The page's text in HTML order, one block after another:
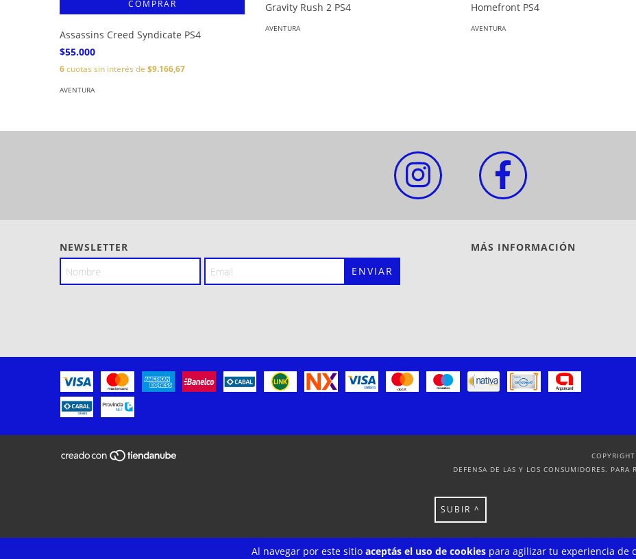
Al navegar por este sitio aceptás el uso de cookies para agilizar tu experiencia de
Assassins Creed Syndicate PS4
$55.000
6cuotas sin interés de $9.166,67
AVENTURA
Gravity Rush 2 PS4
AVENTURA
Homefront PS4
AVENTURA
NEWSLETTER MÁS INFORMACIÓN
DEFENSA DE LAS Y LOS CONSUMIDORES. PARA
SUBIR ^